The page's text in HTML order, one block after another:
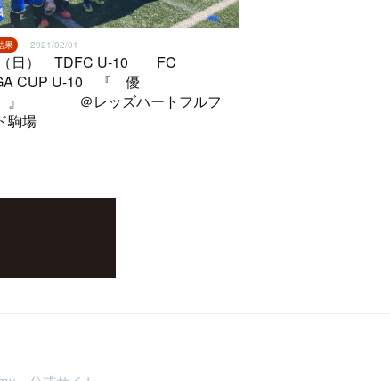
果 2021/02/01
（日） TDFC U-10 FC
CUP U-10 『 優
』 ＠レッズハートフルフ
駒場